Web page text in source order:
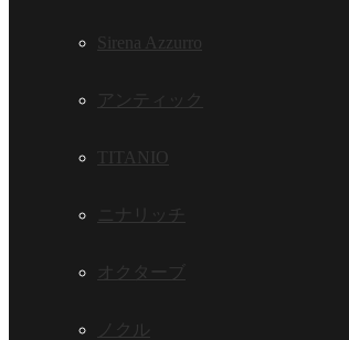
Sirena Azzurro
アンティック
TITANIO
ニナリッチ
オクターブ
ノクル